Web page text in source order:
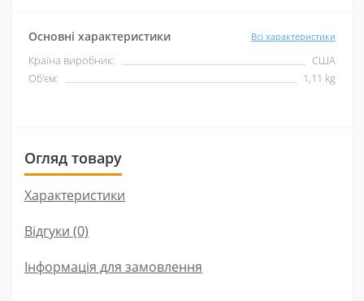
Основні характеристики Всі характеристики
Країна виробник:
США
Об'єм:
1,11 kg
Огляд товару
Характеристики
Відгуки (0)
Інформація для замовлення